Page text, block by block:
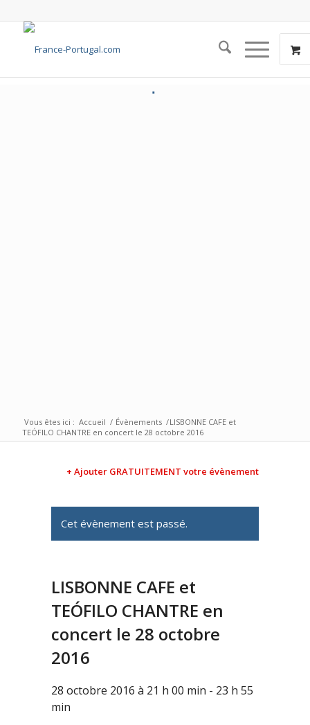
Vous êtes ici : Accueil / Évènements /LISBONNE CAFE et
TEÓFILO CHANTRE en concert le 28 octobre 2016
+ Ajouter GRATUITEMENT votre évènement
Cet évènement est passé.
LISBONNE CAFE et
TEÓFILO CHANTRE en
concert le 28 octobre
2016
28 octobre 2016 à 21 h 00 min - 23 h 55
min